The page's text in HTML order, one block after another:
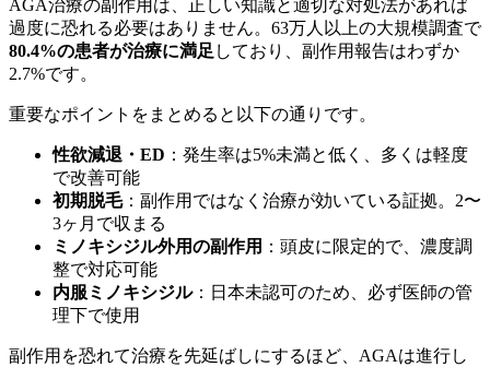
AGA治療の副作用は、正しい知識と適切な対処法があれば
過度に恐れる必要はありません。63万人以上の大規模調査で
80.4%の患者が治療に満足 しており、副作用報告はわずか
2.7%です。
重要なポイントをまとめると以下の通りです。
性欲減退・ED ：発生率は5%未満と低く、多くは軽度
で改善可能
初期脱毛：副作用ではなく治療が効いている証拠。2〜
3ヶ月で収まる
ミノキシジル外用の副作用 ：頭皮に限定的で、濃度調
整で対応可能
内服ミノキシジル：日本未認可のため、必ず医師の管
理下で使用
副作用を恐れて治療を先延ばしにするほど、AGAは進行し